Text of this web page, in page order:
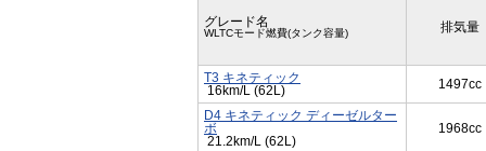
グレード名
WLTCモード燃費(タンク容量) 排気量
T3 キネティック
16km/L (62L)
1497cc
D4 キネティック ディーゼルター
ボ
21.2km/L (62L)
1968cc